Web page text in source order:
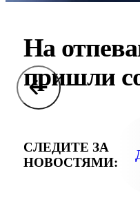
На
пришли
СЛЕДИТЕ ЗА
НОВОСТЯМИ: